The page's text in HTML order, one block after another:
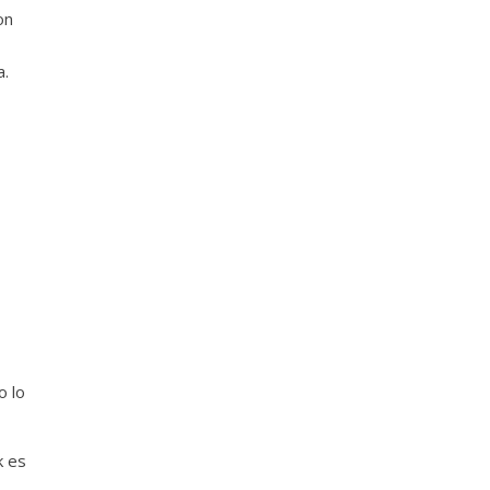
lo
es